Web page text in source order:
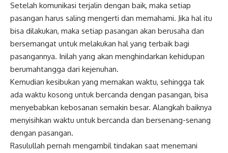
Setelah komunikasi terjalin dengan baik, maka setiap
pasangan harus saling mengerti dan memahami. Jika hal itu
bisa dilakukan, maka setiap pasangan akan berusaha dan
bersemangat untuk melakukan hal yang terbaik bagi
pasangannya. Inilah yang akan menghindarkan kehidupan
berumahtangga dari kejenuhan.
Kemudian kesibukan yang memakan waktu, sehingga tak
ada waktu kosong untuk bercanda dengan pasangan, bisa
menyebabkan kebosanan semakin besar. Alangkah baiknya
menyisihkan waktu untuk bercanda dan bersenang-senang
dengan pasangan.
Rasulullah pernah mengambil tindakan saat menemani